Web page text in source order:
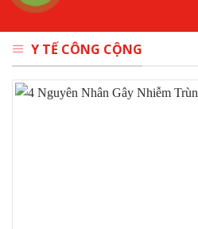
Y TẾ CÔNG CỘNG